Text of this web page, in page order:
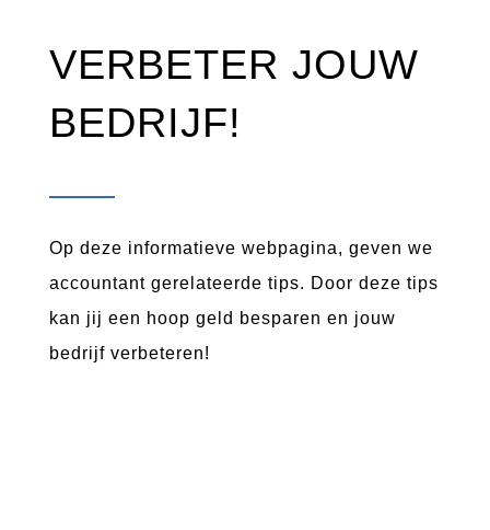
VERBETER JOUW
BEDRIJF!
Op deze informatieve webpagina, geven we
accountant gerelateerde tips. Door deze tips
kan jij een hoop geld besparen en jouw
bedrijf verbeteren!